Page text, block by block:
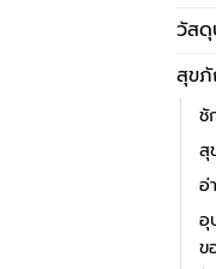
วัส
สุข
ชั
สุ
อ่
อุ
ข